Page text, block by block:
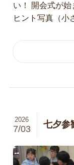
い！ 開会式が
ヒント写真（小
七夕参
2026
7/03